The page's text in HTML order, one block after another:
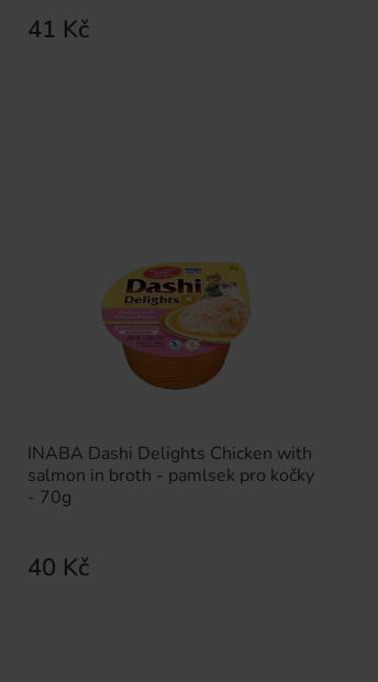
41 Kč
INABA Dashi Delights Chicken with
salmon in broth - pamlsek pro kočky
- 70g
40 Kč